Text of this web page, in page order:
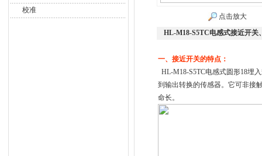
校准
点击放大
HL-M18-S5TC电感式接近开关
一、接近开关的特点：
HL-M18-S5TC电感式圆形18埋
到输出转换的传感器。它可非接
命长。